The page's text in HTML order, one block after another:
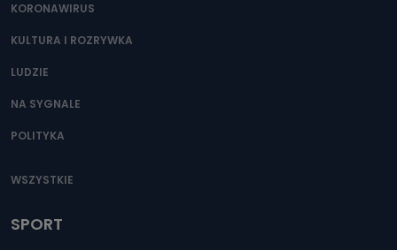
KORONAWIRUS
KULTURA I ROZRYWKA
LUDZIE
NA SYGNALE
POLITYKA
WSZYSTKIE
SPORT